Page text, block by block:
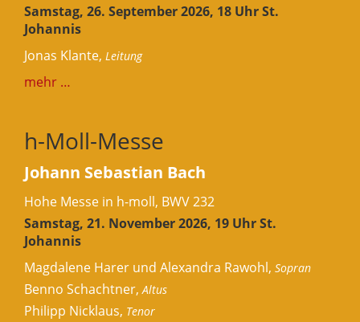
Samstag, 26. September 2026, 18 Uhr St.
Johannis
Jonas Klante, Leitung
mehr …
h-Moll-Messe
Johann Sebastian Bach
Hohe Messe in h-moll, BWV 232
Samstag, 21. November 2026, 19 Uhr St.
Johannis
Magdalene Harer und Alexandra Rawohl, Sopran
Benno Schachtner,Altus
Philipp Nicklaus, Tenor